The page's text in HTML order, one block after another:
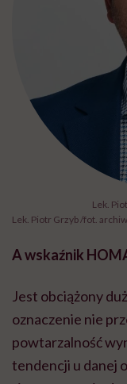
Lek.
Lek. Piotr Grzyb /fot.
A wskaźnik
Jest obciążony
oznaczenie nie
powtarzalność
tendencji u danej